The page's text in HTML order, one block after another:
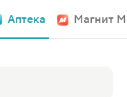
Аптека Магнит